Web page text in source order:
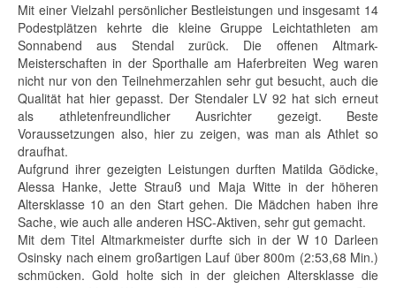
Mit einer Vielzahl persönlicher Bestleistungen und insgesamt 14
Podestplätzen kehrte die kleine Gruppe Leichtathleten am
Sonnabend aus Stendal zurück. Die offenen Altmark-
Meisterschaften in der Sporthalle am Haferbreiten Weg waren
nicht nur von den Teilnehmerzahlen sehr gut besucht, auch die
Qualität hat hier gepasst. Der Stendaler LV 92 hat sich erneut
als athletenfreundlicher Ausrichter gezeigt. Beste
Voraussetzungen also, hier zu zeigen, was man als Athlet so
draufhat.
Aufgrund ihrer gezeigten Leistungen durften Matilda Gödicke,
Alessa Hanke, Jette Strauß und Maja Witte in der höheren
Altersklasse 10 an den Start gehen. Die Mädchen haben ihre
Sache, wie auch alle anderen HSC-Aktiven, sehr gut gemacht.
Mit dem Titel Altmarkmeister durfte sich in der W 10 Darleen
Osinsky nach einem großartigen Lauf über 800m (2:53,68 Min.)
schmücken. Gold holte sich in der gleichen Altersklasse die